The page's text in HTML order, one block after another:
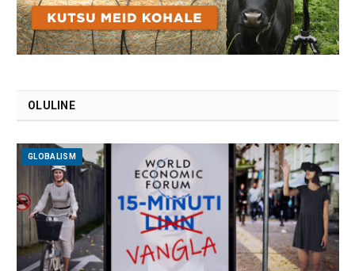
OLULINE
GLOBALISM